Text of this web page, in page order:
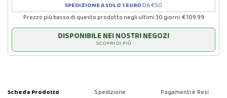
SPEDIZIONE A SOLO 1 EURO DA €50
Prezzo più basso di questo prodotto negli ultimi 30 giorni: € 109.99
DISPONIBILE NEI NOSTRI NEGOZI
SCOPRI DI PIÙ
Scheda Prodotto Spedizione Pagamenti e Resi